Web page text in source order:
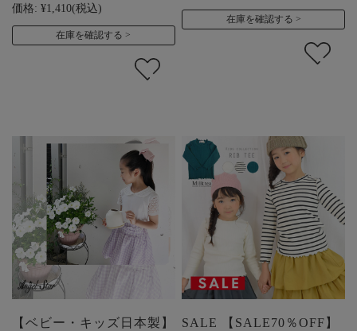
価格: ¥1,410(税込)
在庫を確認する
在庫を確認する
【ベビー・キッズ日本製】
SALE 【SALE70％OFF】